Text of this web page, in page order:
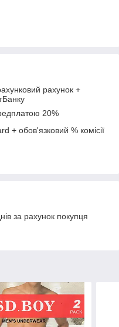
рахунок +
20%
+ обов'язковий % комісії
за рахунок покупця